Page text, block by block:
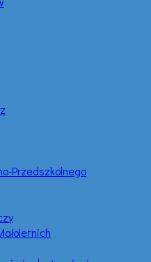
Przedszkolnego